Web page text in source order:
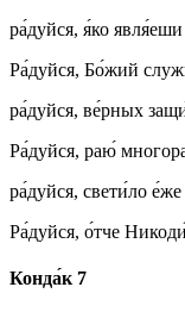
ра́дуйся, я́ко
Ра́дуйся, Бо́жий
ра́дуйся, ве́рных
Ра́дуйся, раю́
ра́дуйся, свети́ло
Ра́дуйся, о́тче
Конда́к 7